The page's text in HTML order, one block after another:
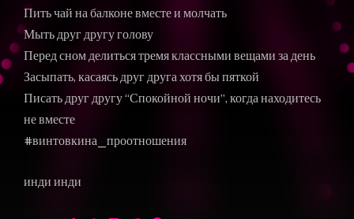
Пить чай на балконе вместе и молчать
Мыть друг другу голову
Перед сном делиться тремя классными вещами за день
Засыпать, касаясь друг друга хотя бы пяткой
Писать друг другу “Спокойной ночи”, когда находитесь
не вместе
#винтовкина_проотношения
инди инди